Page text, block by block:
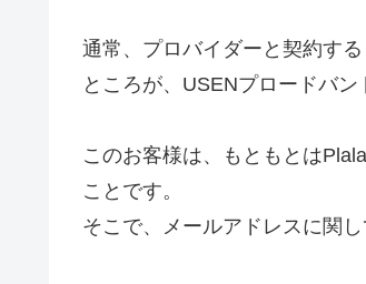
通常、プロバイダーと契約す
ところが、USENプロードバ
このお客様は、もともとは
ことです。
そこで、メールアドレスに関